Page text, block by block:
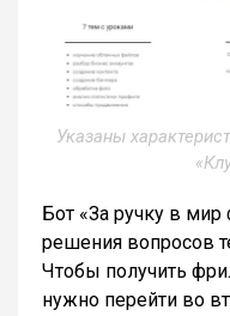
Указаны
Бот «За ручку в
решения вопросов
Чтобы получить
нужно перейти во